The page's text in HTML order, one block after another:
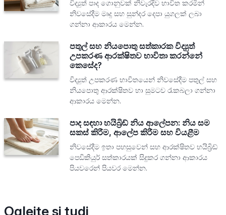
විද්‍යුත් පාද ගොනුවක් නිවැරදිව භාවිත කරමින්
නිවසේදීම මෘදු සහ සුන්දර දෙපා යුගලක් ලබා
ගන්නා ආකාරය මෙන්න.
පතුල් සහ නියපොතු සත්කාරක විද්‍යුත්
උපකරණ ආරක්ෂිතව භාවිතා කරන්නේ
කෙසේද?
විද්‍යුත් උපකරණ භාවිතයෙන් නිවසේදීම පතුල් සහ
නියපොතු ආරක්ෂිතව හා සුමටව රැකබලා ගන්නා
ආකාරය මෙන්න.
පාද සඳහා හයිබ්‍රිඩ් නිය ආලේපන: නිය සම
සකස් කිරීම, ආලේප කිරීම සහ වියළීම
නිවසේදීම ඉතා පහසුවෙන් සහ ආරක්ෂිතව හයිබ්‍රිඩ්
පෙඩිකියුර් සත්කාරයක් සිදුකර ගන්නා ආකාරය
පියවරෙන් පියවර මෙන්න.
Oglejte si tudi